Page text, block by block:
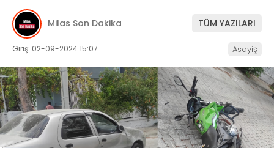
SPOR
VEFAT
İLETIŞIM
KÜNYE
Milas Son Dakika TÜM YAZILARI
Giriş: 02-09-2024 15:07 Asayiş